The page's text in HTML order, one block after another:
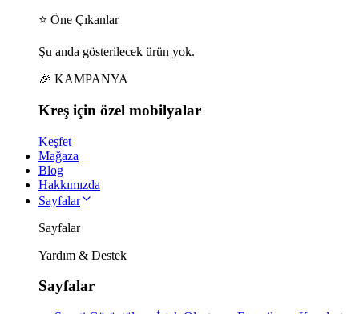
⭐ Öne Çıkanlar
Şu anda gösterilecek ürün yok.
🎉 KAMPANYA
Kreş için özel mobilyalar
Keşfet
Mağaza
Blog
Hakkımızda
Sayfalar
Sayfalar
Yardım & Destek
Sayfalar